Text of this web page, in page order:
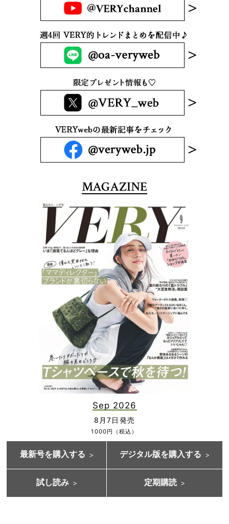
MAGAZINE
Sep 2026
8月7日発売
1000円（税込）
最新号を購入する デジタル版を購入する
試し読み 定期購読